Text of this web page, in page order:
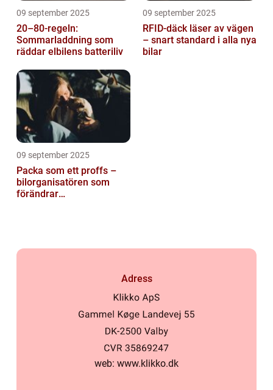
09 september 2025
20–80-regeln:
Sommarladdning som
räddar elbilens batteriliv
09 september 2025
RFID-däck läser av vägen
– snart standard i alla nya
bilar
09 september 2025
Packa som ett proffs –
bilorganisatören som
förändrar
Adress
web: www.klikko.dk